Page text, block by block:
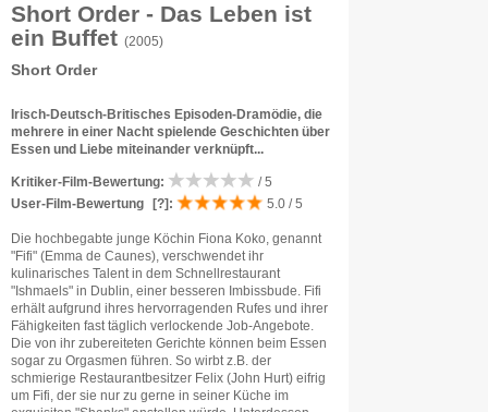
Short Order - Das Leben ist
ein Buffet (2005)
Short Order
Irisch-Deutsch-Britisches Episoden-Dramödie, die
mehrere in einer Nacht spielende Geschichten über
Essen und Liebe miteinander verknüpft...
Kritiker-Film-Bewertung:
/ 5
User-Film-Bewertung
[?] : 5.0 / 5
Die hochbegabte junge Köchin Fiona Koko, genannt
"Fifi" (Emma de Caunes), verschwendet ihr
kulinarisches Talent in dem Schnellrestaurant
"Ishmaels" in Dublin, einer besseren Imbissbude. Fifi
erhält aufgrund ihres hervorragenden Rufes und ihrer
Fähigkeiten fast täglich verlockende Job-Angebote.
Die von ihr zubereiteten Gerichte können beim Essen
sogar zu Orgasmen führen. So wirbt z.B. der
schmierige Restaurantbesitzer Felix (John Hurt) eifrig
um Fifi, der sie nur zu gerne in seiner Küche im